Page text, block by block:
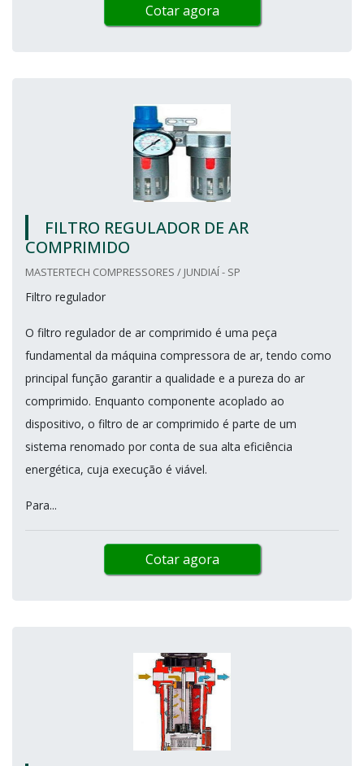
Cotar agora
FILTRO REGULADOR DE AR
COMPRIMIDO
MASTERTECH COMPRESSORES / JUNDIAÍ - SP
Filtro regulador
O filtro regulador de ar comprimido é uma peça
fundamental da máquina compressora de ar, tendo como
principal função garantir a qualidade e a pureza do ar
comprimido. Enquanto componente acoplado ao
dispositivo, o filtro de ar comprimido é parte de um
sistema renomado por conta de sua alta eficiência
energética, cuja execução é viável.
Para...
Cotar agora